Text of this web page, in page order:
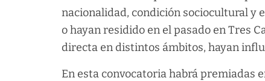
nacionalidad, condición sociocultural y
o hayan residido en el pasado en Tres
directa en distintos ámbitos, hayan
En esta convocatoria habrá premiadas